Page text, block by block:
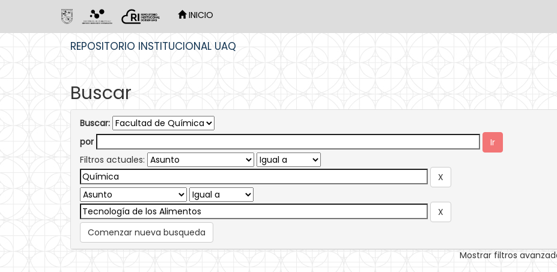
INICIO
REPOSITORIO INSTITUCIONAL UAQ
Buscar
Buscar:
por
Filtros actuales:
Comenzar nueva busqueda
Mostrar filtros